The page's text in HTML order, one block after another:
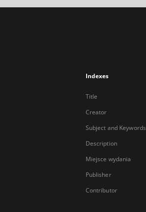
Indexes
Title
Creator
Subject and Keywords
Description
Miejsce wydania
Publisher
Contributor